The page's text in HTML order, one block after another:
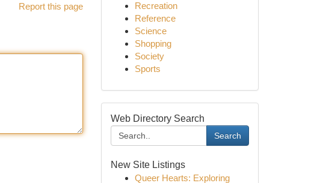
Report this page
Recreation
Reference
Science
Shopping
Society
Sports
Web Directory Search
Search
New Site Listings
Queer Hearts: Exploring